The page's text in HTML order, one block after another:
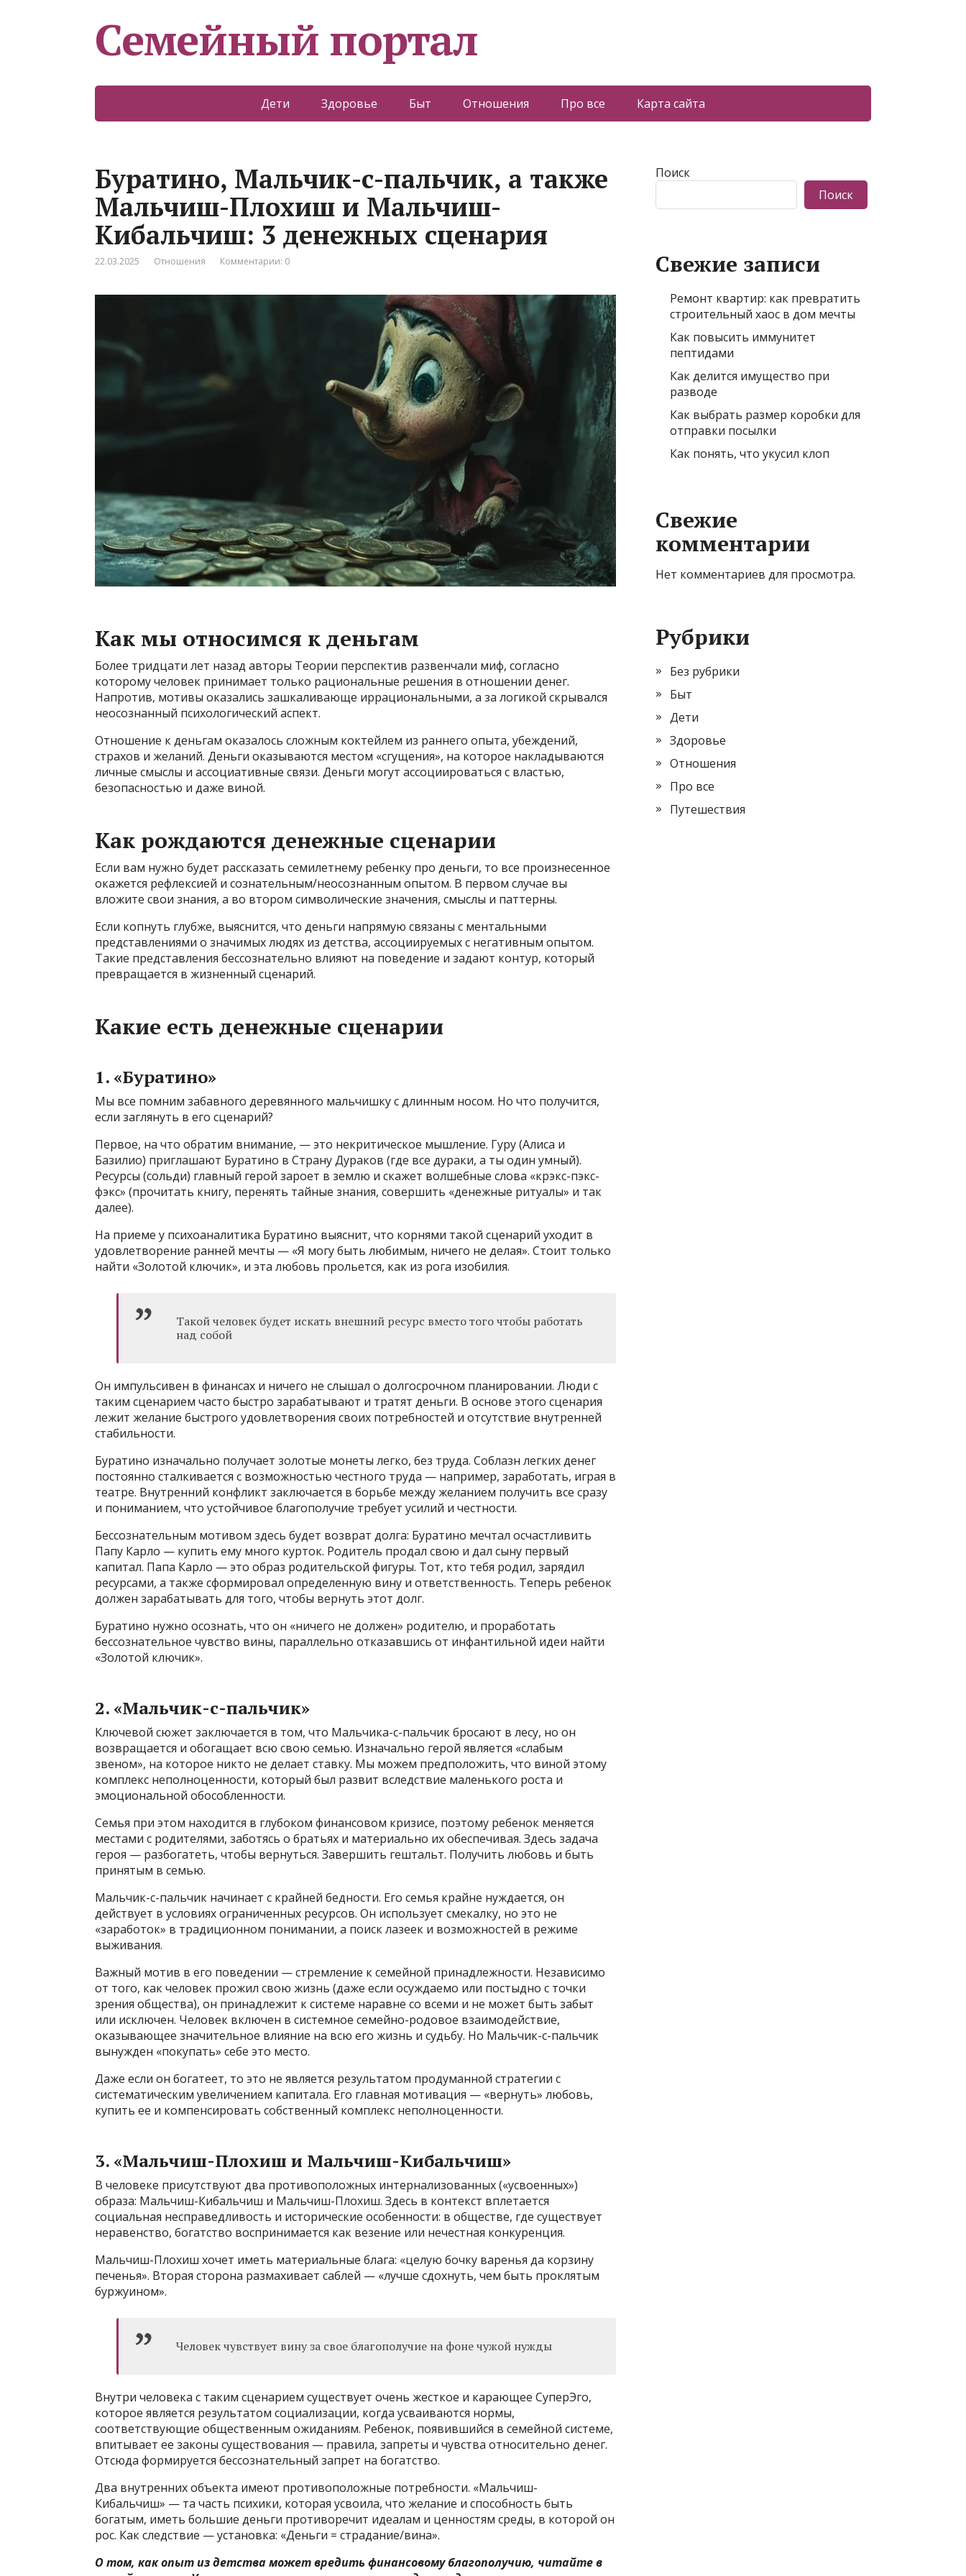
Семейный портал
Дети Здоровье Быт Отношения Про все Карта сайта
Буратино, Мальчик-с-пальчик, а также
Мальчиш-Плохиш и Мальчиш-
Кибальчиш: 3 денежных сценария
22.03.2025 Отношения Комментарии: 0
Как мы относимся к деньгам
Более тридцати лет назад авторы Теории перспектив развенчали миф, согласно
которому человек принимает только рациональные решения в отношении денег.
Напротив, мотивы оказались зашкаливающе иррациональными, а за логикой скрывался
неосознанный психологический аспект.
Отношение к деньгам оказалось сложным коктейлем из раннего опыта, убеждений,
страхов и желаний. Деньги оказываются местом «сгущения», на которое накладываются
личные смыслы и ассоциативные связи. Деньги могут ассоциироваться с властью,
безопасностью и даже виной.
Как рождаются денежные сценарии
Если вам нужно будет рассказать семилетнему ребенку про деньги, то все произнесенное
окажется рефлексией и сознательным/неосознанным опытом. В первом случае вы
вложите свои знания, а во втором символические значения, смыслы и паттерны.
Если копнуть глубже, выяснится, что деньги напрямую связаны с ментальными
представлениями о значимых людях из детства, ассоциируемых с негативным опытом.
Такие представления бессознательно влияют на поведение и задают контур, который
превращается в жизненный сценарий.
Какие есть денежные сценарии
1. «Буратино»
Мы все помним забавного деревянного мальчишку с длинным носом. Но что получится,
если заглянуть в его сценарий?
Первое, на что обратим внимание, — это некритическое мышление. Гуру (Алиса и
Базилио) приглашают Буратино в Страну Дураков (где все дураки, а ты один умный).
Ресурсы (сольди) главный герой зароет в землю и скажет волшебные слова «крэкс-пэкс-
фэкс» (прочитать книгу, перенять тайные знания, совершить «денежные ритуалы» и так
далее).
На приеме у психоаналитика Буратино выяснит, что корнями такой сценарий уходит в
удовлетворение ранней мечты — «Я могу быть любимым, ничего не делая». Стоит только
найти «Золотой ключик», и эта любовь прольется, как из рога изобилия.
Такой человек будет искать внешний ресурс вместо того чтобы работать
над собой
Он импульсивен в финансах и ничего не слышал о долгосрочном планировании. Люди с
таким сценарием часто быстро зарабатывают и тратят деньги. В основе этого сценария
лежит желание быстрого удовлетворения своих потребностей и отсутствие внутренней
стабильности.
Буратино изначально получает золотые монеты легко, без труда. Соблазн легких денег
постоянно сталкивается с возможностью честного труда — например, заработать, играя в
театре. Внутренний конфликт заключается в борьбе между желанием получить все сразу
и пониманием, что устойчивое благополучие требует усилий и честности.
Бессознательным мотивом здесь будет возврат долга: Буратино мечтал осчастливить
Папу Карло — купить ему много курток. Родитель продал свою и дал сыну первый
капитал. Папа Карло — это образ родительской фигуры. Тот, кто тебя родил, зарядил
ресурсами, а также сформировал определенную вину и ответственность. Теперь ребенок
должен зарабатывать для того, чтобы вернуть этот долг.
Буратино нужно осознать, что он «ничего не должен» родителю, и проработать
бессознательное чувство вины, параллельно отказавшись от инфантильной идеи найти
«Золотой ключик».
2. «Мальчик-с-пальчик»
Ключевой сюжет заключается в том, что Мальчика-с-пальчик бросают в лесу, но он
возвращается и обогащает всю свою семью. Изначально герой является «слабым
звеном», на которое никто не делает ставку. Мы можем предположить, что виной этому
комплекс неполноценности, который был развит вследствие маленького роста и
эмоциональной обособленности.
Семья при этом находится в глубоком финансовом кризисе, поэтому ребенок меняется
местами с родителями, заботясь о братьях и материально их обеспечивая. Здесь задача
героя — разбогатеть, чтобы вернуться. Завершить гештальт. Получить любовь и быть
принятым в семью.
Мальчик-с-пальчик начинает с крайней бедности. Его семья крайне нуждается, он
действует в условиях ограниченных ресурсов. Он использует смекалку, но это не
«заработок» в традиционном понимании, а поиск лазеек и возможностей в режиме
выживания.
Важный мотив в его поведении — стремление к семейной принадлежности. Независимо
от того, как человек прожил свою жизнь (даже если осуждаемо или постыдно с точки
зрения общества), он принадлежит к системе наравне со всеми и не может быть забыт
или исключен. Человек включен в системное семейно-родовое взаимодействие,
оказывающее значительное влияние на всю его жизнь и судьбу. Но Мальчик-с-пальчик
вынужден «покупать» себе это место.
Даже если он богатеет, то это не является результатом продуманной стратегии с
систематическим увеличением капитала. Его главная мотивация — «вернуть» любовь,
купить ее и компенсировать собственный комплекс неполноценности.
3. «Мальчиш-Плохиш и Мальчиш-Кибальчиш»
В человеке присутствуют два противоположных интернализованных («усвоенных»)
образа: Мальчиш-Кибальчиш и Мальчиш-Плохиш. Здесь в контекст вплетается
социальная несправедливость и исторические особенности: в обществе, где существует
неравенство, богатство воспринимается как везение или нечестная конкуренция.
Мальчиш-Плохиш хочет иметь материальные блага: «целую бочку варенья да корзину
печенья». Вторая сторона размахивает саблей — «лучше сдохнуть, чем быть проклятым
буржуином».
Человек чувствует вину за свое благополучие на фоне чужой нужды
Внутри человека с таким сценарием существует очень жесткое и карающее СуперЭго,
которое является результатом социализации, когда усваиваются нормы,
соответствующие общественным ожиданиям. Ребенок, появившийся в семейной системе,
впитывает ее законы существования — правила, запреты и чувства относительно денег.
Отсюда формируется бессознательный запрет на богатство.
Два внутренних объекта имеют противоположные потребности. «Мальчиш-
Кибальчиш» — та часть психики, которая усвоила, что желание и способность быть
богатым, иметь большие деньги противоречит идеалам и ценностям среды, в которой он
рос. Как следствие — установка: «Деньги = страдание/вина».
О том, как опыт из детства может вредить финансовому благополучию, читайте в
Поиск
Поиск
Свежие записи
Ремонт квартир: как превратить
строительный хаос в дом мечты
Как повысить иммунитет
пептидами
Как делится имущество при
разводе
Как выбрать размер коробки для
отправки посылки
Как понять, что укусил клоп
Свежие
комментарии
Нет комментариев для просмотра.
Рубрики
Без рубрики
Быт
Дети
Здоровье
Отношения
Про все
Путешествия